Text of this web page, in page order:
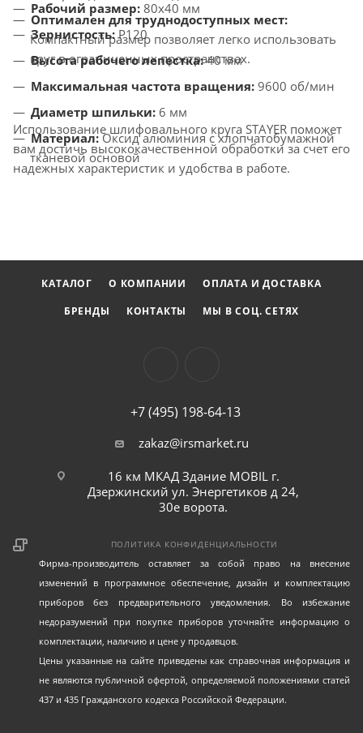
Оптимален для труднодоступных мест:
Компактный размер позволяет легко использовать
круг в ограниченных пространствах.
Рабочий размер: 80x40 мм
Зернистость:P120
Высота рабочего лепестка:40 мм
Максимальная частота вращения: 9600 об/мин
Диаметр шпильки: 6 мм
Материал:Оксид алюминия с хлопчатобумажной
тканевой основой
Использование шлифовального круга STAYER поможет
вам достичь высококачественной обработки за счет его
надежных характеристик и удобства в работе.
КАТАЛОГ О КОМПАНИИ
ОПЛАТА И ДОСТАВКА
БРЕНДЫ
КОНТАКТЫ МЫ В СОЦ. СЕТЯХ
+7 (495) 198-64-13
zakaz@irsmarket.ru
16 км МКАД Здание MOBIL г.
Дзержинский ул. Энергетиков д 24,
30е ворота.
ПОЛИТИКА КОНФИДЕНЦИАЛЬНОСТИ
Фирма-производитель оставляет за собой право на внесение
изменений в программное обеспечение, дизайн и комплектацию
приборов без предварительного уведомления. Во избежание
недоразумений при покупке приборов уточняйте информацию о
комплектации, наличию и цене у продавцов.
Цены указанные на сайте приведены как справочная информация и
не являются публичной офертой, определяемой положениями статей
437 и 435 Гражданского кодекса Российской Федерации.